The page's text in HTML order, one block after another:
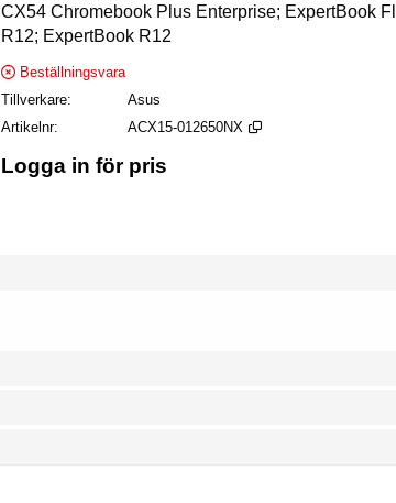
CX54 Chromebook Plus Enterprise; ExpertBook
R12; ExpertBook R12
Beställningsvara
Tillverkare
Asus
Artikelnr
ACX15-012650NX
Logga in för pris